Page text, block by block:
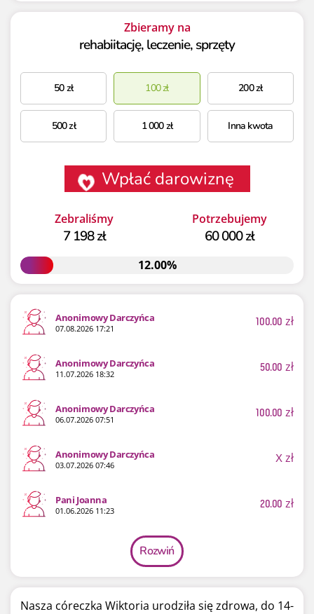
Zbieramy na
rehabiitację, leczenie, sprzęty
50zł 100zł 200zł
500zł 1 000zł Inna kwota
Wpłać darowiznę
Zebraliśmy
7 198 zł
Potrzebujemy
60 000 zł
12.00%
12.00%
Anonimowy Darczyńca
07.08.2026 17:21 100.00 zł
Anonimowy Darczyńca
11.07.2026 18:32 50.00 zł
Anonimowy Darczyńca
06.07.2026 07:51 100.00 zł
Anonimowy Darczyńca
03.07.2026 07:46 Xzł
Pani Joanna
01.06.2026 11:23 20.00 zł
Rozwiń
Nasza córeczka Wiktoria urodziła się zdrowa, do 14-